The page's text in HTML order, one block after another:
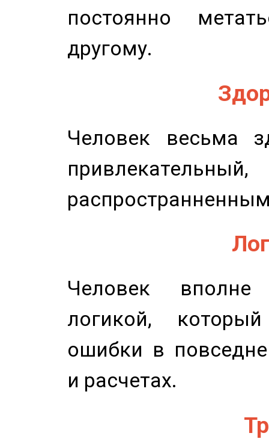
постоянно
другому.
Человек весьма
Человек
логикой,
ошибки в
и расчетах.